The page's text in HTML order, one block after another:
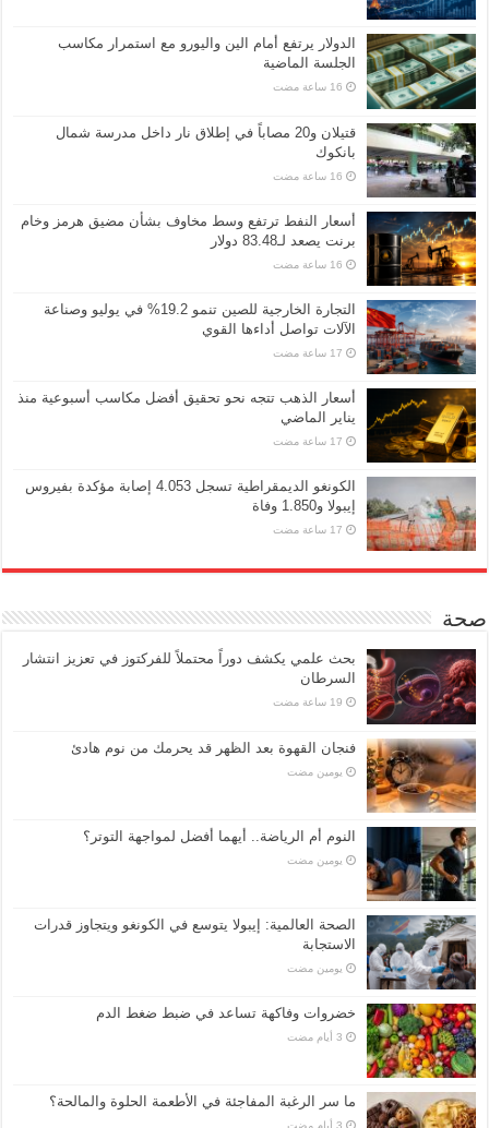
الدولار يرتفع أمام الين واليورو مع استمرار مكاسب
الجلسة الماضية
قتيلان و20 مصاباً في إطلاق نار داخل مدرسة شمال
بانكوك
أسعار النفط ترتفع وسط مخاوف بشأن مضيق هرمز وخام
برنت يصعد لـ83.48 دولار
التجارة الخارجية للصين تنمو 19.2% في يوليو وصناعة
الآلات تواصل أداءها القوي
أسعار الذهب تتجه نحو تحقيق أفضل مكاسب أسبوعية منذ
يناير الماضي
الكونغو الديمقراطية تسجل 4.053 إصابة مؤكدة بفيروس
إيبولا و1.850 وفاة
صحة
بحث علمي يكشف دوراً محتملاً للفركتوز في تعزيز انتشار
السرطان
فنجان القهوة بعد الظهر قد يحرمك من نوم هادئ
‏يومين مضت
النوم أم الرياضة.. أيهما أفضل لمواجهة التوتر؟
‏يومين مضت
الصحة العالمية: إيبولا يتوسع في الكونغو ويتجاوز قدرات
الاستجابة
‏يومين مضت
خضروات وفاكهة تساعد في ضبط ضغط الدم
ما سر الرغبة المفاجئة في الأطعمة الحلوة والمالحة؟